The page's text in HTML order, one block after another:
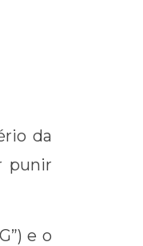
da
punir
e o